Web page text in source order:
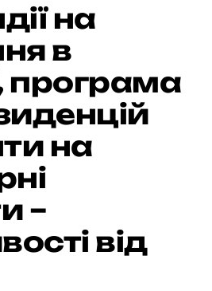
на
в
програма
на
–
від